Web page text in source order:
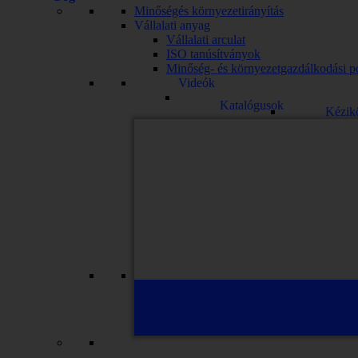
Minőségés környezetirányítás
Vállalati anyag
Vállalati arculat
ISO tanúsítványok
Minőség- és környezetgazdálkodási
Videók
Katalógusok